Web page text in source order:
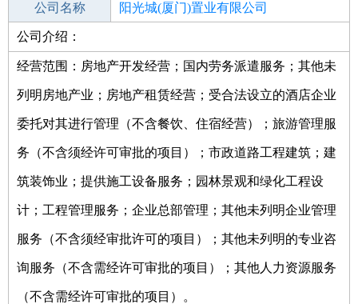
公司名称 阳光城(厦门)置业有限公司
公司类型
独资)
公司介绍：
经营范围：房地产开发经营；国内劳务派遣服务；其他未
列明房地产业；房地产租赁经营；受合法设立的酒店企业
委托对其进行管理（不含餐饮、住宿经营）；旅游管理服
务（不含须经许可审批的项目）；市政道路工程建筑；建
筑装饰业；提供施工设备服务；园林景观和绿化工程设
计；工程管理服务；企业总部管理；其他未列明企业管理
服务（不含须经审批许可的项目）；其他未列明的专业咨
询服务（不含需经许可审批的项目）；其他人力资源服务
（不含需经许可审批的项目）。